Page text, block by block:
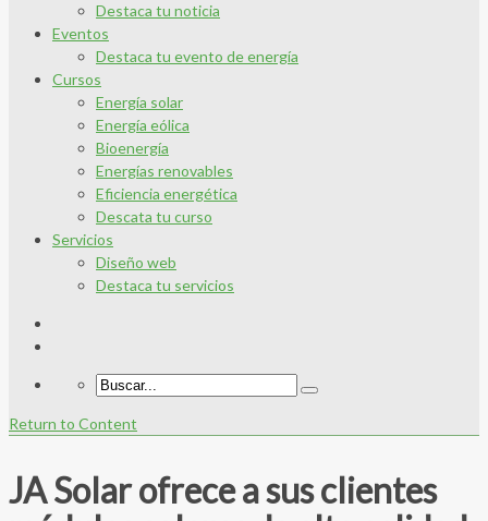
Destaca tu noticia
Eventos
Destaca tu evento de energía
Cursos
Energía solar
Energía eólica
Bioenergía
Energías renovables
Eficiencia energética
Descata tu curso
Servicios
Diseño web
Destaca tu servicios
Return to Content
JA Solar ofrece a sus clientes